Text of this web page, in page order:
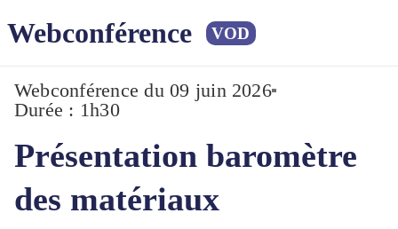
Webconférence VOD
Webconférence du 09 juin 2026
Durée : 1h30
Présentation baromètre
des matériaux